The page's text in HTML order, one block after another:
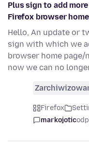
Plus sign to add
Firefox browser
Hello, An update or
sign with which we
browser home page/
now we can no
Firefox
markojotic